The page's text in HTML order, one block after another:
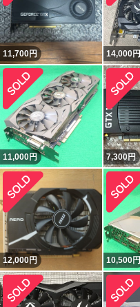
11,700円 14,000円
11,000円 7,300円
12,000円 10,500円